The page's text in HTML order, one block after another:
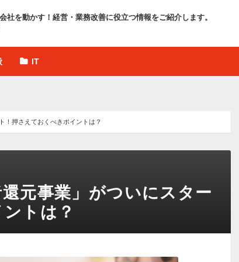
社を動かす！ 経営・業務改善に役立つ情報をご紹介します。
IT
！押さえておくべきポイントは？
元事業」がついにスター
トは？